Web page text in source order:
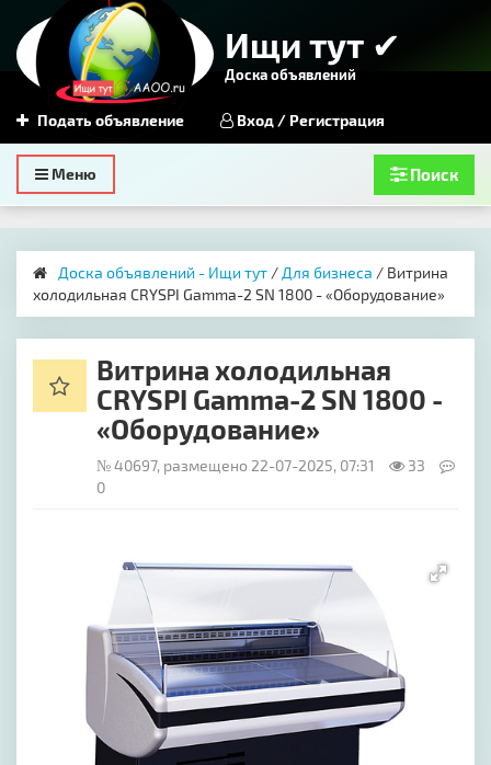
Ищи тут ✔
Доска объявлений
Подать объявление Вход / Регистрация
Toggle
navigation
Меню Поиск
Доска объявлений - Ищи тут / Для бизнеса / Витрина
холодильная CRYSPI Gamma-2 SN 1800 - «Оборудование»
Витрина холодильная
CRYSPI Gamma-2 SN 1800 -
«Оборудование»
№ 40697, размещено 22-07-2025, 07:31
33
0